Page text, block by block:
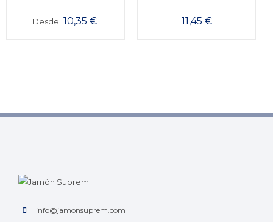
Desde 10,35 € 11,45 €
info@jamonsuprem.com